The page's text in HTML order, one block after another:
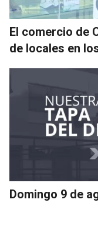
El comercio de
de locales en
Domingo 9 de